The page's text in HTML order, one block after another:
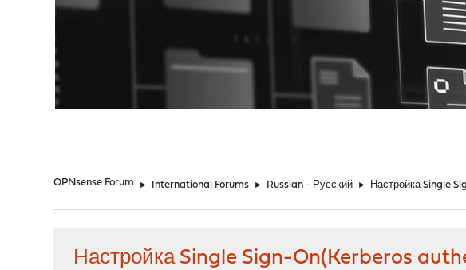
OPNsense Forum ► International Forums ► Russian - Русский ► Настройка Single
Настройка Single Sign-On(Kerberos